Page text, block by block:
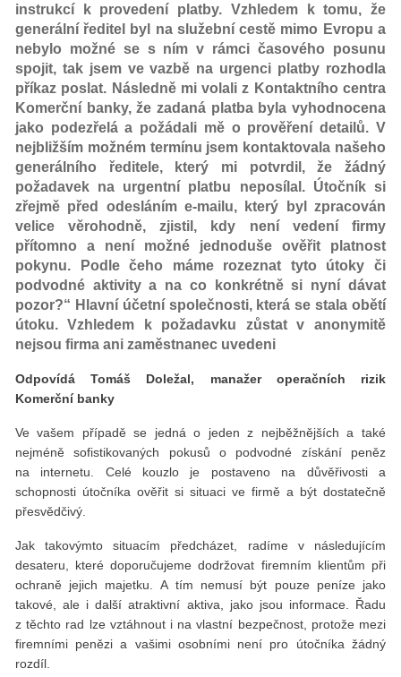
instrukcí k provedení platby. Vzhledem k tomu, že
generální ředitel byl na služební cestě mimo Evropu a
nebylo možné se s ním v rámci časového posunu
spojit, tak jsem ve vazbě na urgenci platby rozhodla
příkaz poslat. Následně mi volali z Kontaktního centra
Komerční banky, že zadaná platba byla vyhodnocena
jako podezřelá a požádali mě o prověření detailů. V
nejbližším možném termínu jsem kontaktovala našeho
generálního ředitele, který mi potvrdil, že žádný
požadavek na urgentní platbu neposílal. Útočník si
zřejmě před odesláním e-mailu, který byl zpracován
velice věrohodně, zjistil, kdy není vedení firmy
přítomno a není možné jednoduše ověřit platnost
pokynu. Podle čeho máme rozeznat tyto útoky či
podvodné aktivity a na co konkrétně si nyní dávat
pozor?“ Hlavní účetní společnosti, která se stala obětí
útoku. Vzhledem k požadavku zůstat v anonymitě
nejsou firma ani zaměstnanec uvedeni
Odpovídá Tomáš Doležal, manažer operačních rizik
Komerční banky
Ve vašem případě se jedná o jeden z nejběžnějších a také
nejméně sofistikovaných pokusů o podvodné získání peněz
na internetu. Celé kouzlo je postaveno na důvěřivosti a
schopnosti útočníka ověřit si situaci ve firmě a být dostatečně
přesvědčivý.
Jak takovýmto situacím předcházet, radíme v následujícím
desateru, které doporučujeme dodržovat firemním klientům při
ochraně jejich majetku. A tím nemusí být pouze peníze jako
takové, ale i další atraktivní aktiva, jako jsou informace. Řadu
z těchto rad lze vztáhnout i na vlastní bezpečnost, protože mezi
firemními penězi a vašimi osobními není pro útočníka žádný
rozdíl.